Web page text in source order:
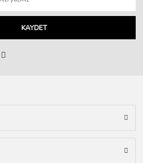
KAYDET